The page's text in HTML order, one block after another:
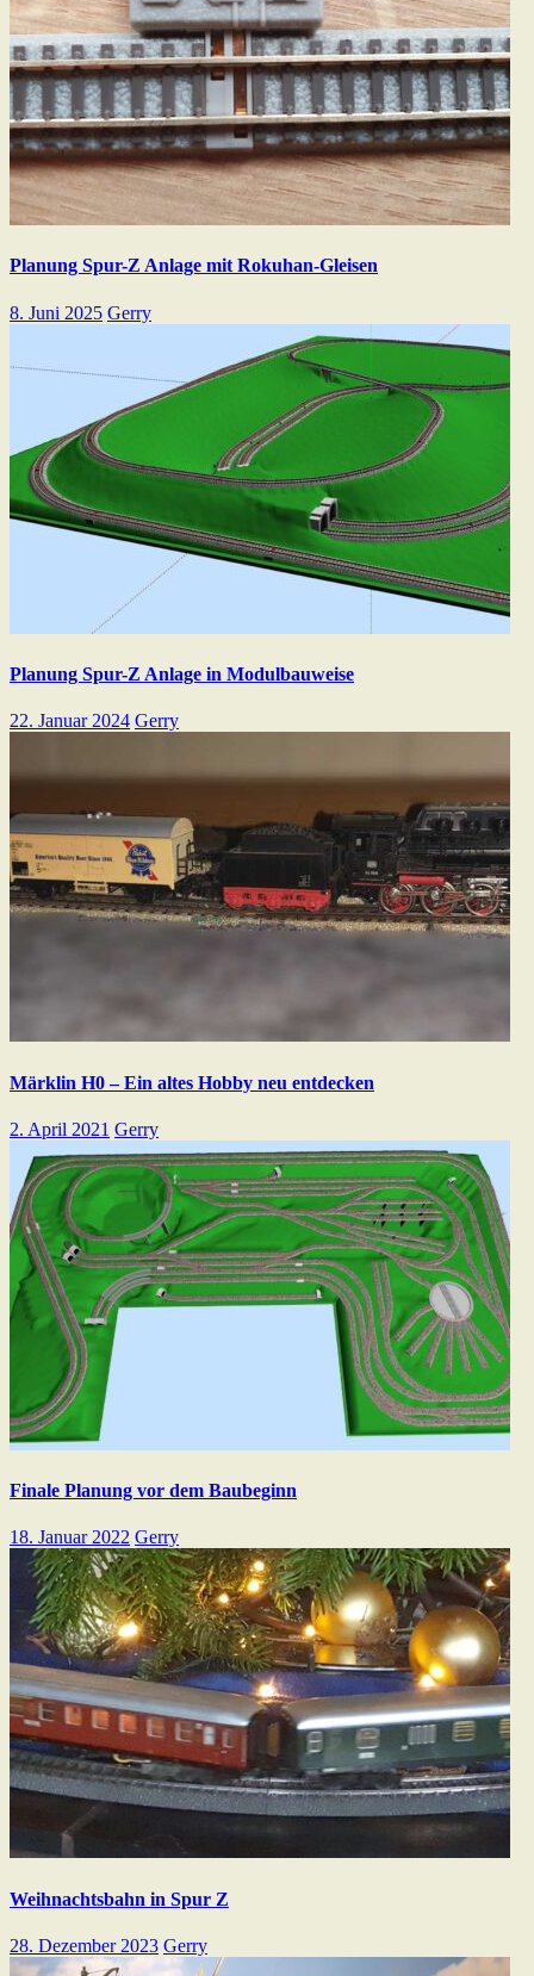
Planung Spur-Z Anlage mit Rokuhan-Gleisen
8. Juni 2025 Gerry
Planung Spur-Z Anlage in Modulbauweise
22. Januar 2024 Gerry
Märklin H0 – Ein altes Hobby neu entdecken
2. April 2021 Gerry
Finale Planung vor dem Baubeginn
18. Januar 2022 Gerry
Weihnachtsbahn in Spur Z
28. Dezember 2023 Gerry